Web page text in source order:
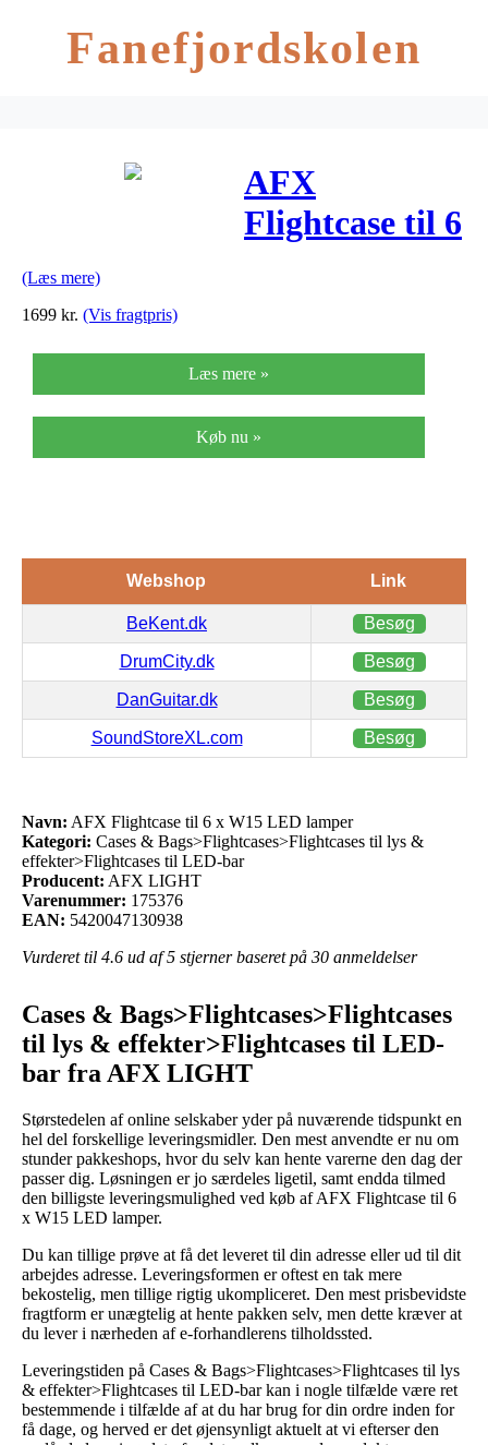
Fanefjordskolen
AFX
Flightcase til 6
(Læs mere)
1699 kr. (Vis fragtpris)
Læs mere »
Køb nu »
Webshop Link
BeKent.dk Besøg
DrumCity.dk Besøg
DanGuitar.dk Besøg
SoundStoreXL.com Besøg
Navn: AFX Flightcase til 6 x W15 LED lamper
Kategori: Cases & Bags>Flightcases>Flightcases til lys &
effekter>Flightcases til LED-bar
Producent: AFX LIGHT
Varenummer: 175376
EAN: 5420047130938
Vurderet til 4.6 ud af 5 stjerner baseret på 30 anmeldelser
Cases & Bags>Flightcases>Flightcases
til lys & effekter>Flightcases til LED-
bar fra AFX LIGHT
Størstedelen af online selskaber yder på nuværende tidspunkt en
hel del forskellige leveringsmidler. Den mest anvendte er nu om
stunder pakkeshops, hvor du selv kan hente varerne den dag der
passer dig. Løsningen er jo særdeles ligetil, samt endda tilmed
den billigste leveringsmulighed ved køb af AFX Flightcase til 6
x W15 LED lamper.
Du kan tillige prøve at få det leveret til din adresse eller ud til dit
arbejdes adresse. Leveringsformen er oftest en tak mere
bekostelig, men tillige rigtig ukompliceret. Den mest prisbevidste
fragtform er unægtelig at hente pakken selv, men dette kræver at
du lever i nærheden af e-forhandlerens tilholdssted.
Leveringstiden på Cases & Bags>Flightcases>Flightcases til lys
& effekter>Flightcases til LED-bar kan i nogle tilfælde være ret
bestemmende i tilfælde af at du har brug for din ordre inden for
få dage, og herved er det øjensynligt aktuelt at vi efterser den